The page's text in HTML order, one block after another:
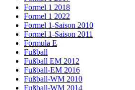
Formel 1 2018
Formel 1 2022
Formel 1-Saison 2010
Formel 1-Saison 2011
Formula E
Fußball
Fußball EM 2012
Fußball-EM 2016
Fußball-WM 2010
Fußball-WM 2014